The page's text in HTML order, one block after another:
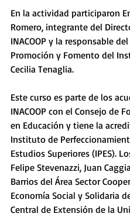
En la actividad participaron
Romero, integrante del
INACOOP y la responsable
Promoción y Fomento del
Cecilia Tenaglia.
Este curso es parte de los
INACOOP con el Consejo de
en Educación y tiene la
Instituto de
Estudios Superiores (IPES).
Felipe Stevenazzi, Juan
Barrios del Área Sector
Economía Social y Solidaria
Central de Extensión de la